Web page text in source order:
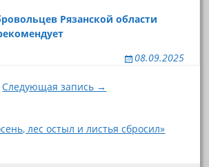
Рязанской области
08.09.2025
Следующая запись →
лес остыл и листья сбросил»